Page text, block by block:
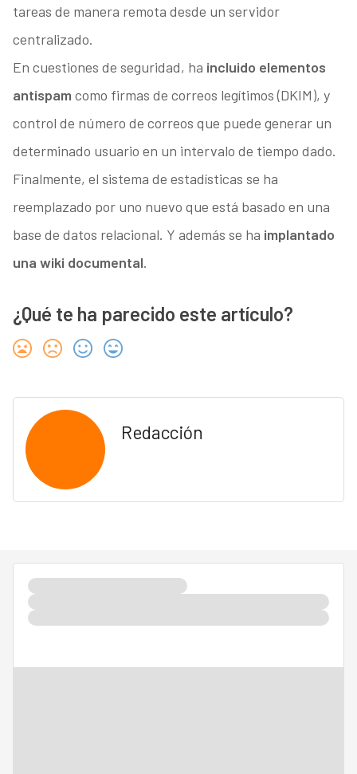
tareas de manera remota desde un servidor
centralizado.
En cuestiones de seguridad, ha incluido elementos
antispam como firmas de correos legítimos (DKIM), y
control de número de correos que puede generar un
determinado usuario en un intervalo de tiempo dado.
Finalmente, el sistema de estadísticas se ha
reemplazado por uno nuevo que está basado en una
base de datos relacional. Y además se ha implantado
una wiki documental.
¿Qué te ha parecido este artículo?
Redacción